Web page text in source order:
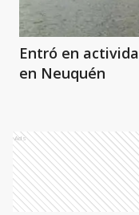
Entró en
en Neuquén
Ads